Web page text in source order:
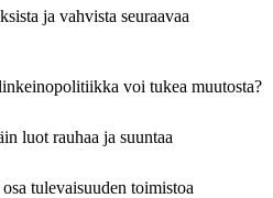
ja vahvista seuraavaa
voi tukea muutosta?
luot rauhaa ja suuntaa
tulevaisuuden toimistoa